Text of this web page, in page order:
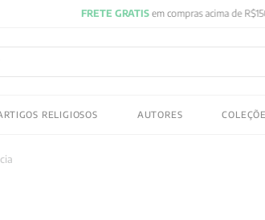
em compras acima de R$150! Aproveite
RELIGIOSOS AUTORES